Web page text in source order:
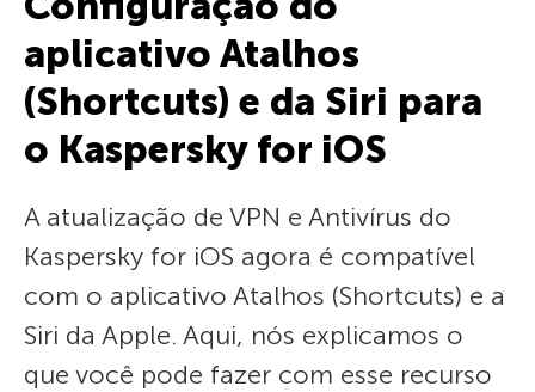
aplicativo Atalhos
(Shortcuts) e da Siri para
o Kaspersky for iOS
A atualização de VPN e Antivírus do
Kaspersky for iOS agora é compatível
com o aplicativo Atalhos (Shortcuts) e a
Siri da Apple. Aqui, nós explicamos o
que você pode fazer com esse recurso